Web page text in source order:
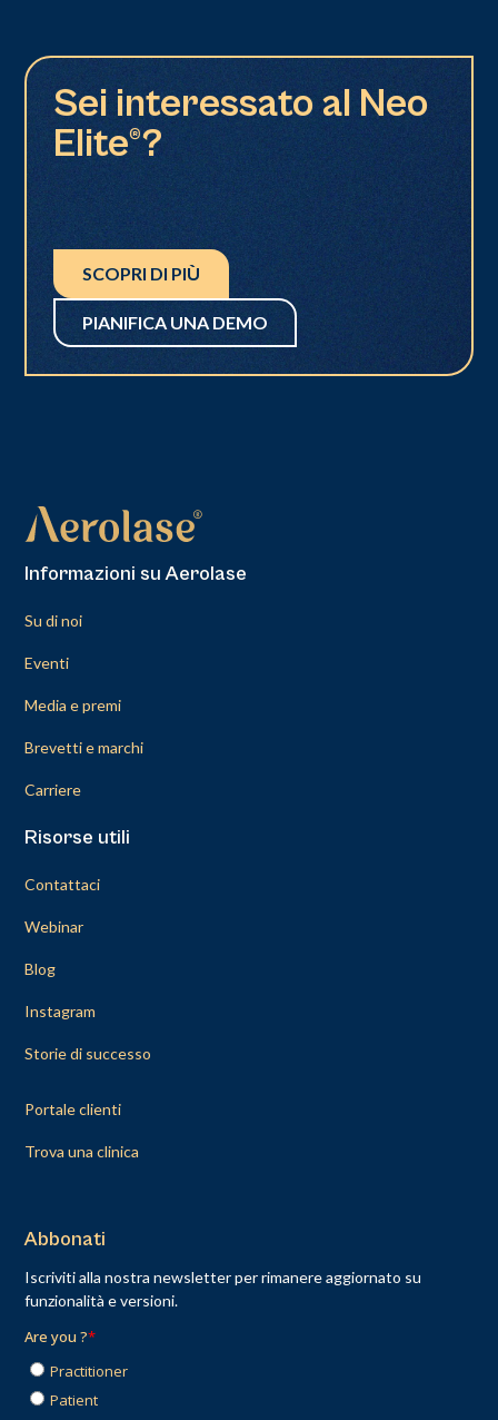
Sei interessato al Neo
Elite®?
SCOPRI DI PIÙ
PIANIFICA UNA DEMO
Informazioni su Aerolase
Su di noi
Eventi
Media e premi
Brevetti e marchi
Carriere
Risorse utili
Contattaci
Webinar
Blog
Instagram
Storie di successo
Portale clienti
Trova una clinica
Abbonati
Iscriviti alla nostra newsletter per rimanere aggiornato su
funzionalità e versioni.